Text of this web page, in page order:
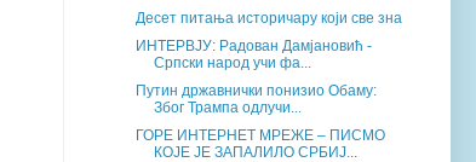
Десет питања историчару који све зна
ИНТЕРВЈУ: Радован Дамјановић -
Српски народ учи фа...
Путин државнички понизио Обаму:
Због Трампа одлучи...
ГОРЕ ИНТЕРНЕТ МРЕЖЕ – ПИСМО
КОЈЕ ЈЕ ЗАПАЛИЛО СРБИЈ...